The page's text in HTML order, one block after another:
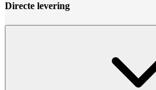
Directe levering